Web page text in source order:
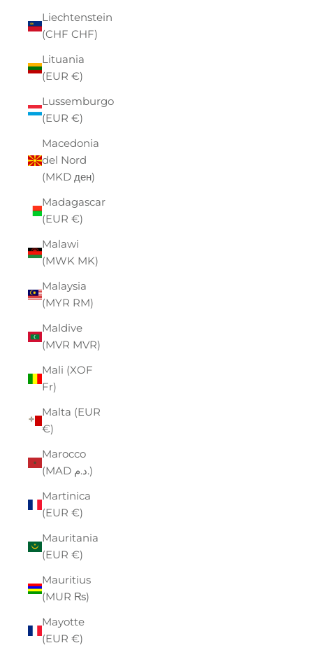
Liechtenstein
(CHF CHF)
Lituania
(EUR €)
Lussemburgo
(EUR €)
Macedonia
del Nord
(MKD ден)
Madagascar
(EUR €)
Malawi
(MWK MK)
Malaysia
(MYR RM)
Maldive
(MVR MVR)
Mali (XOF
Fr)
Malta (EUR
€)
Marocco
(MAD د.م.)
Martinica
(EUR €)
Mauritania
(EUR €)
Mauritius
(MUR ₨)
Mayotte
(EUR €)